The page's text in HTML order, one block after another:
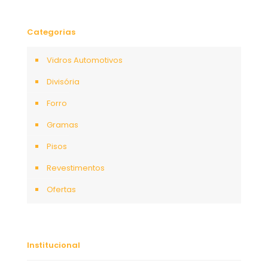
Categorias
Vidros Automotivos
Divisória
Forro
Gramas
Pisos
Revestimentos
Ofertas
Institucional